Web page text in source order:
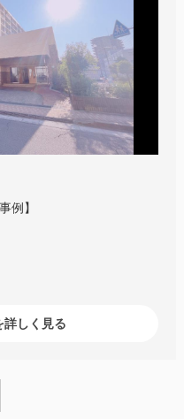
例】
詳しく見る